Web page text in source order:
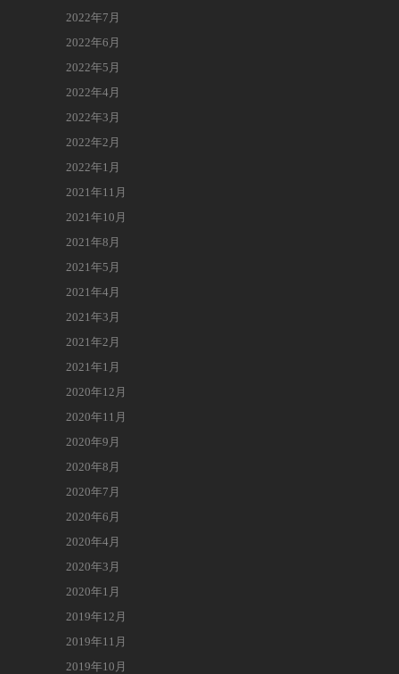
2022年7月
2022年6月
2022年5月
2022年4月
2022年3月
2022年2月
2022年1月
2021年11月
2021年10月
2021年8月
2021年5月
2021年4月
2021年3月
2021年2月
2021年1月
2020年12月
2020年11月
2020年9月
2020年8月
2020年7月
2020年6月
2020年4月
2020年3月
2020年1月
2019年12月
2019年11月
2019年10月